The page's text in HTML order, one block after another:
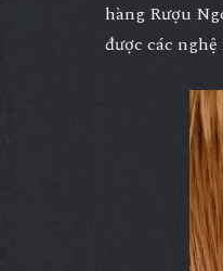
hàng Rượu
được các